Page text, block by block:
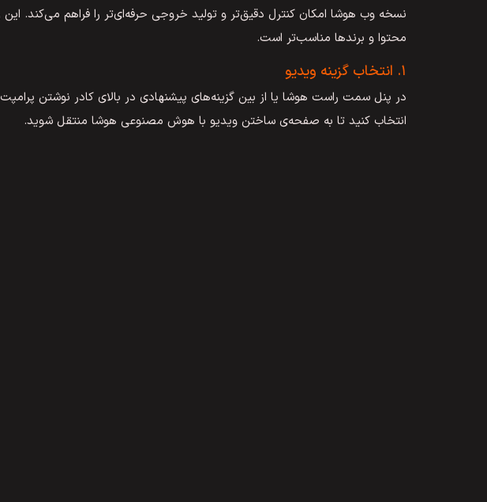
نسخه وب هوشا امکان کنترل دقیق‌تر و تولید خروجی حرفه‌ای‌تر را فراهم می‌کند. این
محتوا و برندها مناسب‌تر است.
۱. انتخاب گزینه ویدیو
در پنل سمت راست هوشا یا از بین گزینه‌‌های پیشنهادی در بالای کادر نوشتن
انتخاب کنید تا به صفحه‌ی ساختن ویدیو با هوش مصنوعی هوشا منتقل شوید.